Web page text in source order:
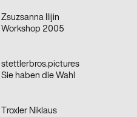
Zsuzsanna Ilijin
Workshop 2005
stettlerbros.pictures
Sie haben die Wahl
Troxler Niklaus